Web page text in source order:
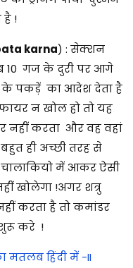
!
karna) : सेक्शन
10 गज के दुरी पर आगे
के पकड़ें का आदेश देता है
न खोल हो तो यह
नहीं करता और वह वहां
ही अच्छी तरह से
चालाकियो में आकर ऐसी
खोलेगा !अगर शत्रु
करता है तो कमांडर
शुरू करे !
मतलब हिंदी में -II